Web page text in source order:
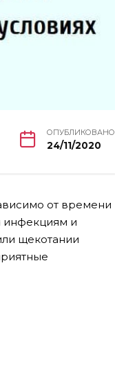
ОПУБЛИКОВАНО
24/11/2020
от времени
инфекциям и
щекотании